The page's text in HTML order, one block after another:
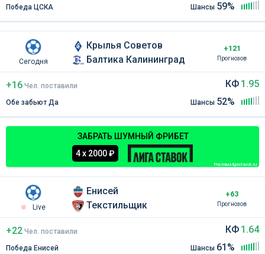
Победа ЦСКА
Шансы 59%
Сегодня
Крылья Советов
Балтика Калининград
+121
Прогнозов
+16 Чел. поставили
Обе забьют Да
КФ 1.95
Шансы 52%
ЗАБРАТЬ ШУМНЫЙ ФРИБЕТ
4 х 2000 ₽
Реклама ligastavok.ru
Live
Енисей
Текстильщик
+63
Прогнозов
+22 Чел. поставили
Победа Енисей
КФ 1.64
Шансы 61%